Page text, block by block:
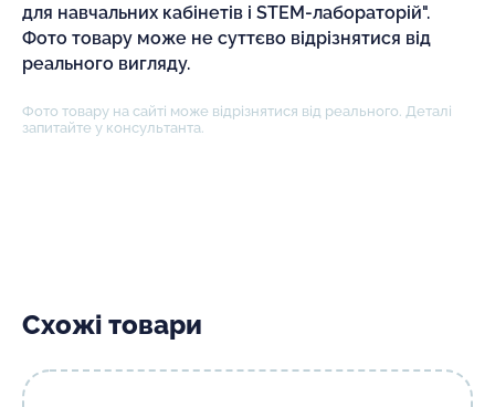
для навчальних кабінетів і STEM-лабораторій".
Фото товару може не суттєво відрізнятися від
реального вигляду.
Фото товару на сайті може відрізнятися від реального. Деталі
запитайте у консультанта.
Схожі товари